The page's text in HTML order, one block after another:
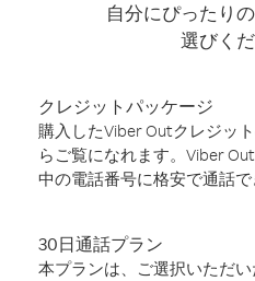
自分にぴったり
選びくだ
クレジットパッケージ
購入したViber Outクレジッ
らご覧になれます。Viber
中の電話番号に格安で通話で
30日通話プラン
本プランは、ご選択いただ